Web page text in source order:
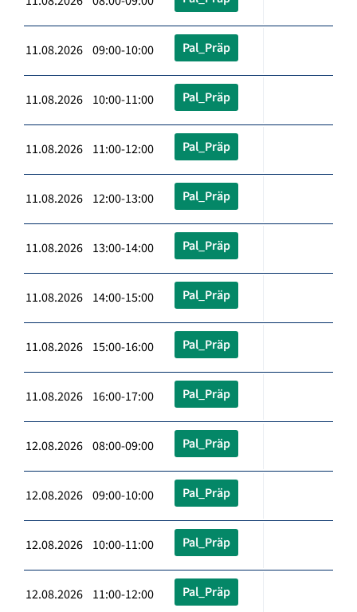
11.08.2026 09:00-10:00 Pal_Präp
11.08.2026 10:00-11:00 Pal_Präp
11.08.2026 11:00-12:00 Pal_Präp
11.08.2026 12:00-13:00 Pal_Präp
11.08.2026 13:00-14:00 Pal_Präp
11.08.2026 14:00-15:00 Pal_Präp
11.08.2026 15:00-16:00 Pal_Präp
11.08.2026 16:00-17:00 Pal_Präp
12.08.2026 08:00-09:00 Pal_Präp
12.08.2026 09:00-10:00 Pal_Präp
12.08.2026 10:00-11:00 Pal_Präp
12.08.2026 11:00-12:00 Pal_Präp